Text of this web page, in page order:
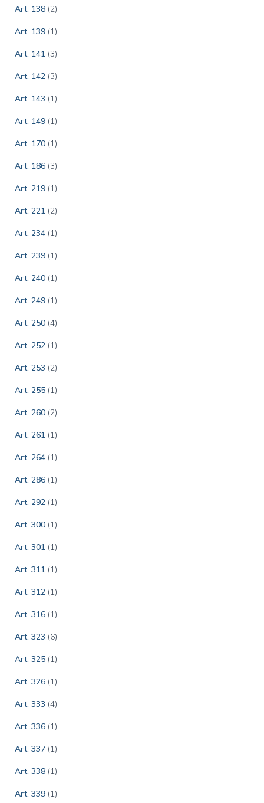
Art. 138 (2)
Art. 139 (1)
Art. 141 (3)
Art. 142 (3)
Art. 143 (1)
Art. 149 (1)
Art. 170 (1)
Art. 186 (3)
Art. 219 (1)
Art. 221 (2)
Art. 234 (1)
Art. 239 (1)
Art. 240 (1)
Art. 249 (1)
Art. 250 (4)
Art. 252 (1)
Art. 253 (2)
Art. 255 (1)
Art. 260 (2)
Art. 261 (1)
Art. 264 (1)
Art. 286 (1)
Art. 292 (1)
Art. 300 (1)
Art. 301 (1)
Art. 311 (1)
Art. 312 (1)
Art. 316 (1)
Art. 323 (6)
Art. 325 (1)
Art. 326 (1)
Art. 333 (4)
Art. 336 (1)
Art. 337 (1)
Art. 338 (1)
Art. 339 (1)